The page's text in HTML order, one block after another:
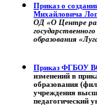
Приказ о
Михайловича
ОД «О Центре
образования
Приказ ФГБОУ
изменений в
образования
учреждения
педагогический